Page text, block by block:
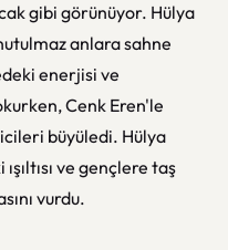
gibi görünüyor. Hülya
anlara sahne
enerjisi ve
Cenk Eren'le
büyüledi. Hülya
ve gençlere taş
vurdu.